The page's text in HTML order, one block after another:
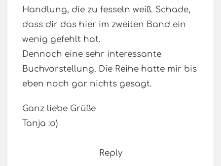
Handlung, die zu fesseln weiß. Schade,
dass dir das hier im zweiten Band ein
wenig gefehlt hat.
Dennoch eine sehr interessante
Buchvorstellung. Die Reihe hatte mir bis
eben noch gar nichts gesagt.
Ganz liebe Grüße
Tanja :o)
Reply